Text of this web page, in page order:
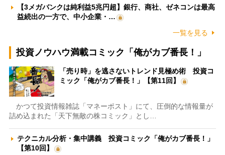
【3メガバンクは純利益5兆円超】銀行、商社、ゼネコンは最高
益続出の一方で、中小企業・…
一覧を見る
投資ノウハウ満載コミック「俺がカブ番長！」
「売り時」を逃さないトレンド見極め術 投資コ
ミック「俺がカブ番長！」【第11回】
かつて投資情報雑誌「マネーポスト」にて、圧倒的な情報量が
詰め込まれた「天下無敵の株コミック」とし…
テクニカル分析・集中講義 投資コミック「俺がカブ番長！」
【第10回】